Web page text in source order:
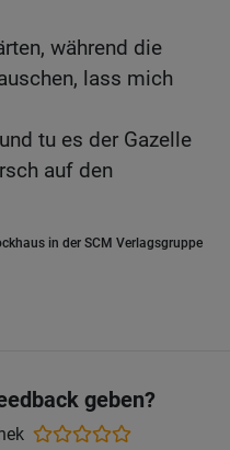
während die
lass mich
tu es der Gazelle
auf den
in der SCM Verlagsgruppe
geben?